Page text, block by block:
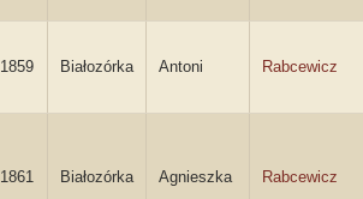
1859 Białozórka Antoni Rabcewicz
1861 Białozórka Agnieszka Rabcewicz